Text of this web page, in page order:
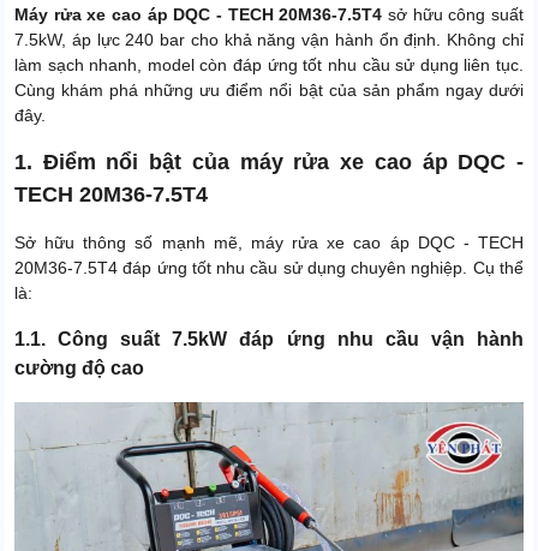
Máy rửa xe cao áp DQC - TECH 20M36-7.5T4 sở hữu công suất
7.5kW, áp lực 240 bar cho khả năng vận hành ổn định. Không chỉ
làm sạch nhanh, model còn đáp ứng tốt nhu cầu sử dụng liên tục.
Cùng khám phá những ưu điểm nổi bật của sản phẩm ngay dưới
đây.
1. Điểm nổi bật của máy rửa xe cao áp DQC -
TECH 20M36-7.5T4
Sở hữu thông số mạnh mẽ, máy rửa xe cao áp DQC - TECH
20M36-7.5T4 đáp ứng tốt nhu cầu sử dụng chuyên nghiệp. Cụ thể
là:
1.1. Công suất 7.5kW đáp ứng nhu cầu vận hành
cường độ cao